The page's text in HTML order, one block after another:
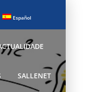
Español
SALLENET